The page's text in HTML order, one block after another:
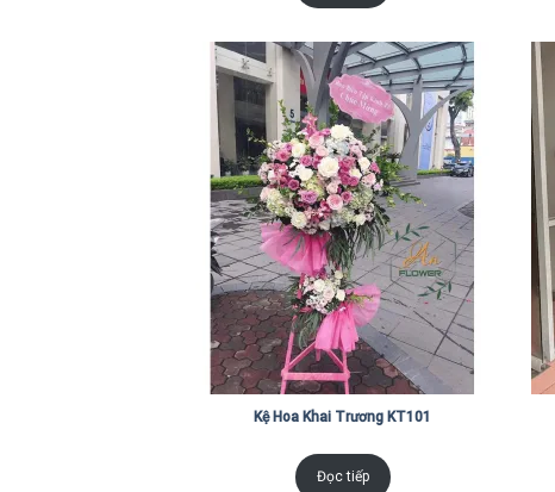
Kệ Hoa Khai Trương KT101
Đọc tiếp